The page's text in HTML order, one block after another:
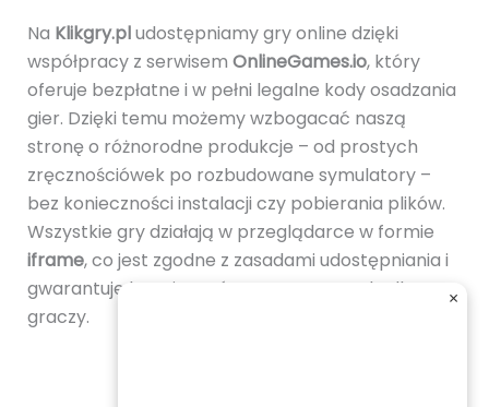
Na Klikgry.pludostępniamy gry online dzięki
współpracy z serwisem OnlineGames.io, który
oferuje bezpłatne i w pełni legalne kody osadzania
gier. Dzięki temu możemy wzbogacać naszą
stronę o różnorodne produkcje – od prostych
zręcznościówek po rozbudowane symulatory –
bez konieczności instalacji czy pobierania plików.
Wszystkie gry działają w przeglądarce w formie
iframe, co jest zgodne z zasadami udostępniania i
gwarantuje bezpieczeństwo oraz wygodę dla
graczy.
×